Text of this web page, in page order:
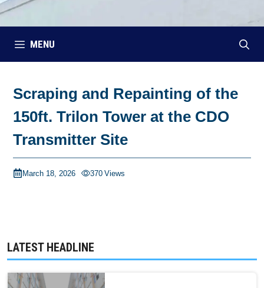
MENU
Scraping and Repainting of the
150ft. Trilon Tower at the CDO
Transmitter Site
March 18, 2026 370 Views
LATEST HEADLINE